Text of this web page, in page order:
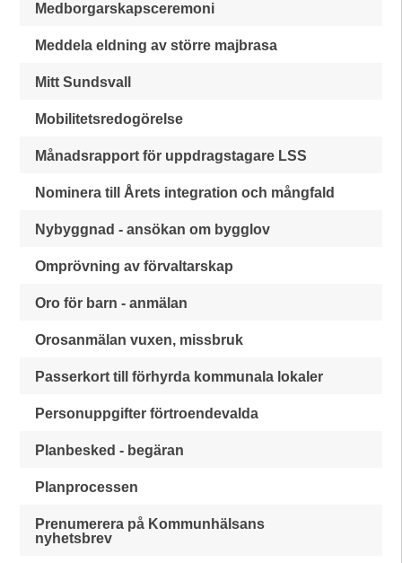
Medborgarskapsceremoni
Meddela eldning av större majbrasa
Mitt Sundsvall
Mobilitetsredogörelse
Månadsrapport för uppdragstagare LSS
Nominera till Årets integration och mångfald
Nybyggnad - ansökan om bygglov
Omprövning av förvaltarskap
Oro för barn - anmälan
Orosanmälan vuxen, missbruk
Passerkort till förhyrda kommunala lokaler
Personuppgifter förtroendevalda
Planbesked - begäran
Planprocessen
Prenumerera på Kommunhälsans
nyhetsbrev